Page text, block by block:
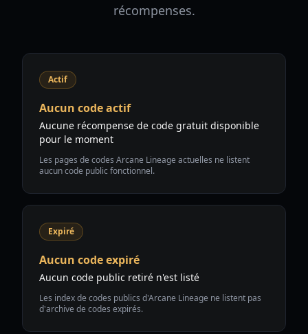
récompenses.
Actif
Aucun code actif
Aucune récompense de code gratuit disponible
pour le moment
Les pages de codes Arcane Lineage actuelles ne listent
aucun code public fonctionnel.
Expiré
Aucun code expiré
Aucun code public retiré n'est listé
Les index de codes publics d'Arcane Lineage ne listent pas
d'archive de codes expirés.